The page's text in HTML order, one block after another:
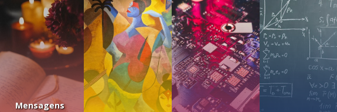
Mensagens